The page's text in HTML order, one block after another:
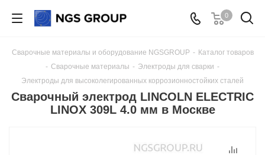
0
Сварочные материалы и оборудование NGSGROUP - Каталог товаров
- Сварочные материалы - Электроды для сварки -
Электроды для высоколегированных коррозионностойких сталей
Сварочный электрод LINCOLN ELECTRIC
LINOX 309L 4.0 мм в Москве